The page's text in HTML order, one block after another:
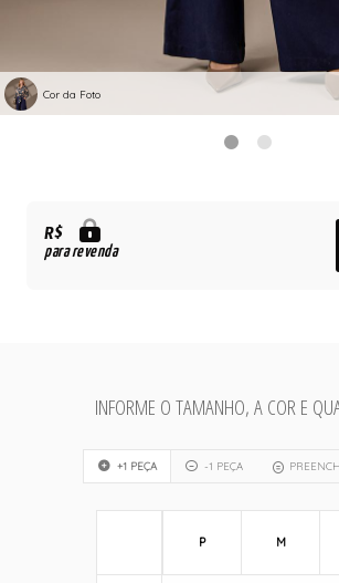
Cor da Foto
R$
para revenda
INFORME O TAMANHO, A COR E
+1 PEÇA -1 PEÇA
P M